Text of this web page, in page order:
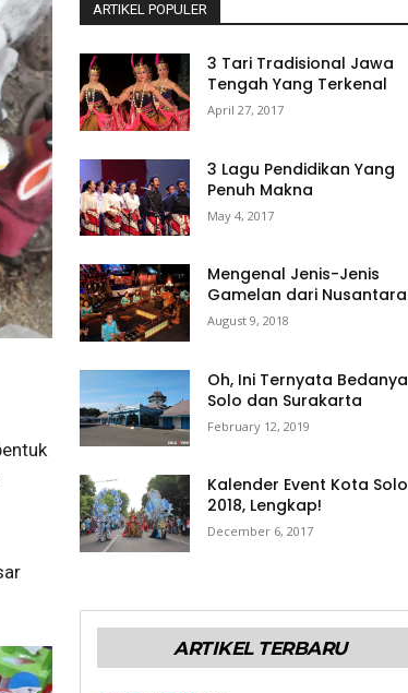
ARTIKEL POPULER
3 Tari Tradisional Jawa
Tengah Yang Terkenal
April 27, 2017
3 Lagu Pendidikan Yang
Penuh Makna
May 4, 2017
Mengenal Jenis-Jenis
Gamelan dari Nusantara
August 9, 2018
Oh, Ini Ternyata Bedanya
Solo dan Surakarta
February 12, 2019
Kalender Event Kota Solo
2018, Lengkap!
December 6, 2017
ARTIKEL TERBARU